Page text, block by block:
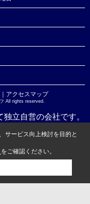
｜アクセスマップ
All rights reserved.
立自営の会社です。
サービス向上検討を目的と
をご確認ください。